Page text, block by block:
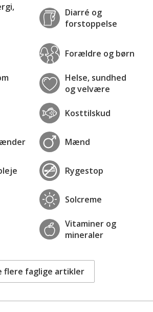
Diarré og
forstoppelse
Forældre og børn
Helse, sundhed
og velvære
Kosttilskud
Mænd
Rygestop
Solcreme
Vitaminer og
mineraler
flere faglige artikler